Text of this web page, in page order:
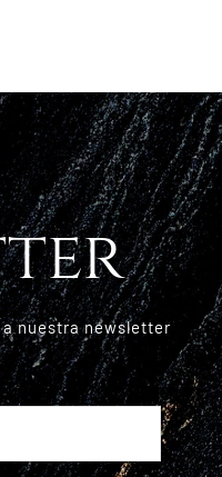
nuestra newsletter